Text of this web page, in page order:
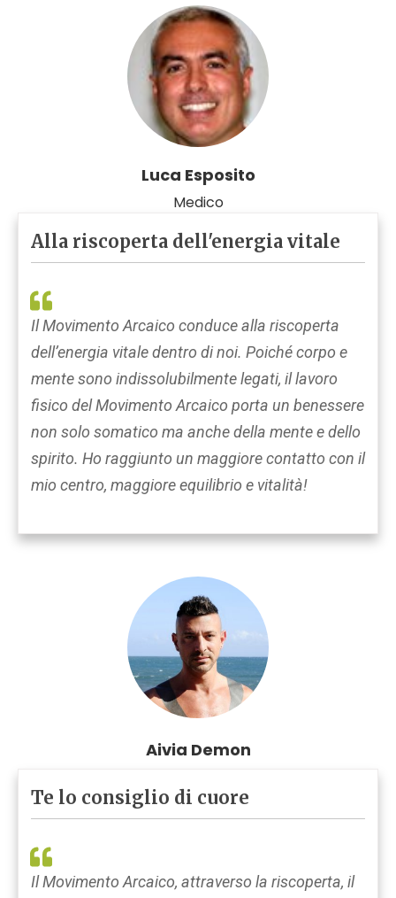
Luca Esposito
Medico
Alla riscoperta dell'energia vitale
Il Movimento Arcaico conduce alla riscoperta
dell’energia vitale dentro di noi. Poiché corpo e
mente sono indissolubilmente legati, il lavoro
fisico del Movimento Arcaico porta un benessere
non solo somatico ma anche della mente e dello
spirito. Ho raggiunto un maggiore contatto con il
mio centro, maggiore equilibrio e vitalità!
Aivia Demon
Te lo consiglio di cuore
Il Movimento Arcaico, attraverso la riscoperta, il